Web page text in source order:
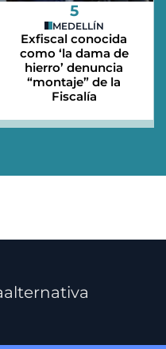
5
MEDELLÍN
Exfiscal conocida
como ‘la dama de
hierro’ denuncia
“montaje” de la
Fiscalía